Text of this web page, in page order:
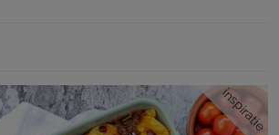
inspiratie